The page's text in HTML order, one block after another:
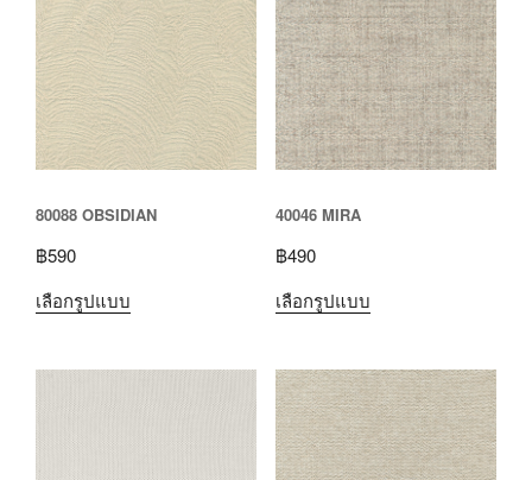
80088 OBSIDIAN
฿590
เลือกรูปแบบ
40046 MIRA
฿490
เลือกรูปแบบ